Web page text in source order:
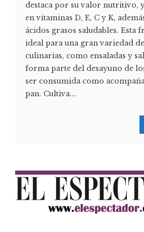
destaca por su valor nutritivo,
en vitaminas D, E, C y K,
ácidos grasos saludables. Esta
ideal para una gran variedad
culinarias, como ensaladas y
forma parte del desayuno de
ser consumida como
pan. Cultiva...